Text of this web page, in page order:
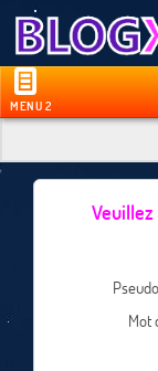

MENU 2
Mot